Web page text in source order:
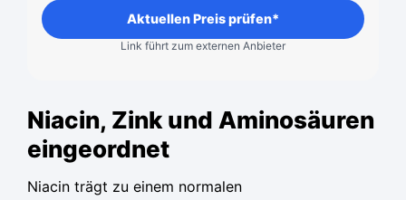
Aktuellen Preis prüfen*
Link führt zum externen Anbieter
Niacin, Zink und Aminosäuren
eingeordnet
Niacin trägt zu einem normalen